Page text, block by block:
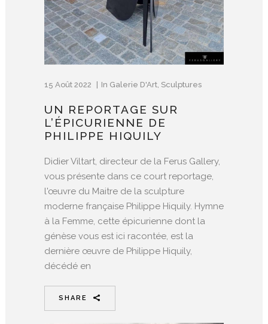
15 Août 2022 In Galerie D'Art Sculptures
UN REPORTAGE SUR
L’ÉPICURIENNE DE
PHILIPPE HIQUILY
Didier Viltart, directeur de la Ferus Gallery,
vous présente dans ce court reportage,
l'œuvre du Maitre de la sculpture
moderne française Philippe Hiquily. Hymne
à la Femme, cette épicurienne dont la
génèse vous est ici racontée, est la
dernière œuvre de Philippe Hiquily,
décédé en
SHARE